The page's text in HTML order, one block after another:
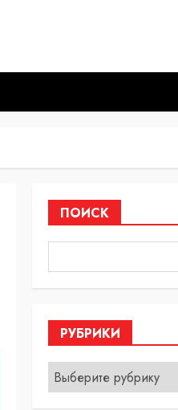
ПОИСК
РУБРИКИ
Рубрики